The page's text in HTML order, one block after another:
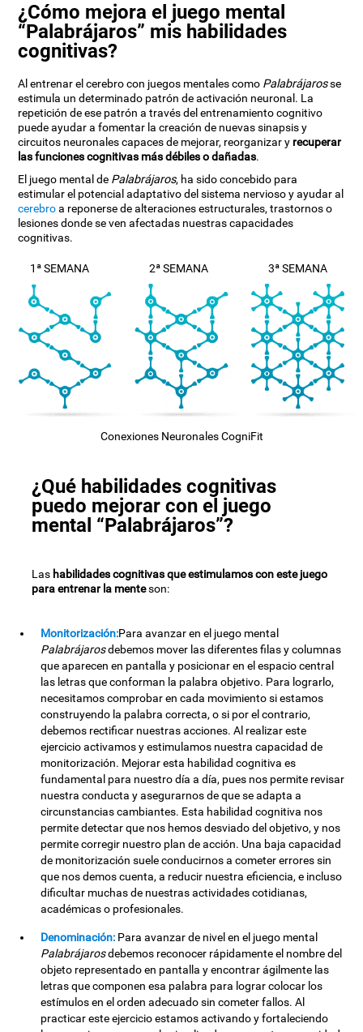
¿Cómo mejora el juego mental
“Palabrájaros” mis habilidades
cognitivas?
Al entrenar el cerebro con juegos mentales como Palabrájarosse
estimula un determinado patrón de activación neuronal. La
repetición de ese patrón a través del entrenamiento cognitivo
puede ayudar a fomentar la creación de nuevas sinapsis y
circuitos neuronales capaces de mejorar, reorganizar y recuperar
las funciones cognitivas más débiles o dañadas.
El juego mental de Palabrájaros, ha sido concebido para
estimular el potencial adaptativo del sistema nervioso y ayudar al
cerebroa reponerse de alteraciones estructurales, trastornos o
lesiones donde se ven afectadas nuestras capacidades
cognitivas.
1ª SEMANA 2ª SEMANA 3ª SEMANA
Conexiones Neuronales CogniFit
¿Qué habilidades cognitivas
puedo mejorar con el juego
mental “Palabrájaros”?
Las habilidades cognitivas que estimulamos con este juego
para entrenar la menteson:
Monitorización:Para avanzar en el juego mental
Palabrájarosdebemos mover las diferentes filas y columnas
que aparecen en pantalla y posicionar en el espacio central
las letras que conforman la palabra objetivo. Para lograrlo,
necesitamos comprobar en cada movimiento si estamos
construyendo la palabra correcta, o si por el contrario,
debemos rectificar nuestras acciones. Al realizar este
ejercicio activamos y estimulamos nuestra capacidad de
monitorización. Mejorar esta habilidad cognitiva es
fundamental para nuestro día a día, pues nos permite revisar
nuestra conducta y asegurarnos de que se adapta a
circunstancias cambiantes. Esta habilidad cognitiva nos
permite detectar que nos hemos desviado del objetivo, y nos
permite corregir nuestro plan de acción. Una baja capacidad
de monitorización suele conducirnos a cometer errores sin
que nos demos cuenta, a reducir nuestra eficiencia, e incluso
dificultar muchas de nuestras actividades cotidianas,
académicas o profesionales.
Denominación: Para avanzar de nivel en el juego mental
Palabrájarosdebemos reconocer rápidamente el nombre del
objeto representado en pantalla y encontrar ágilmente las
letras que componen esa palabra para lograr colocar los
estímulos en el orden adecuado sin cometer fallos. Al
practicar este ejercicio estamos activando y fortaleciendo